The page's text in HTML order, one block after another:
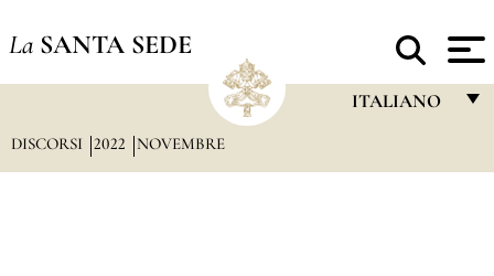
La SANTA SEDE
ITALIANO
DISCORSI 2022 NOVEMBRE